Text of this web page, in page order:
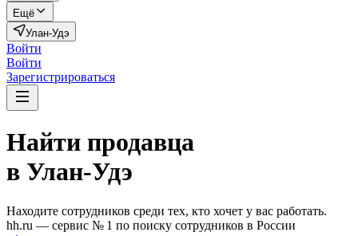
Ещё
Улан-Удэ
Войти
Войти
Зарегистрироваться
Найти продавца
в Улан-Удэ
Находите сотрудников среди тех, кто хочет у вас работать.
hh.ru — сервис № 1 по поиску сотрудников в России